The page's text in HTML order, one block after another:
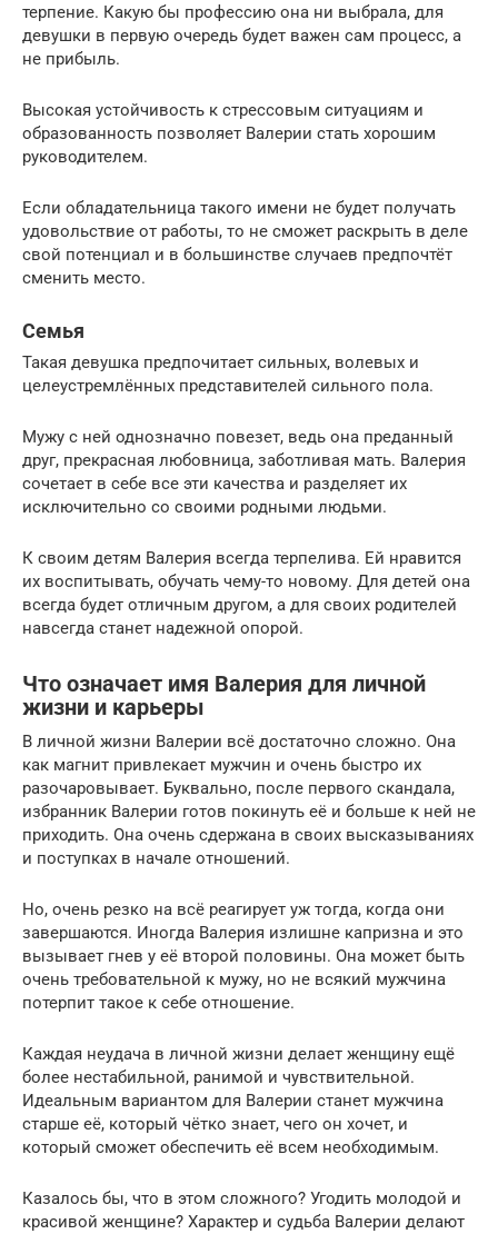
терпение. Какую бы профессию она ни выбрала, для
девушки в первую очередь будет важен сам процесс, а
не прибыль.
Высокая устойчивость к стрессовым ситуациям и
образованность позволяет Валерии стать хорошим
руководителем.
Если обладательница такого имени не будет получать
удовольствие от работы, то не сможет раскрыть в деле
свой потенциал и в большинстве случаев предпочтёт
сменить место.
Семья
Такая девушка предпочитает сильных, волевых и
целеустремлённых представителей сильного пола.
Мужу с ней однозначно повезет, ведь она преданный
друг, прекрасная любовница, заботливая мать. Валерия
сочетает в себе все эти качества и разделяет их
исключительно со своими родными людьми.
К своим детям Валерия всегда терпелива. Ей нравится
их воспитывать, обучать чему-то новому. Для детей она
всегда будет отличным другом, а для своих родителей
навсегда станет надежной опорой.
Что означает имя Валерия для личной
жизни и карьеры
В личной жизни Валерии всё достаточно сложно. Она
как магнит привлекает мужчин и очень быстро их
разочаровывает. Буквально, после первого скандала,
избранник Валерии готов покинуть её и больше к ней не
приходить. Она очень сдержана в своих высказываниях
и поступках в начале отношений.
Но, очень резко на всё реагирует уж тогда, когда они
завершаются. Иногда Валерия излишне капризна и это
вызывает гнев у её второй половины. Она может быть
очень требовательной к мужу, но не всякий мужчина
потерпит такое к себе отношение.
Каждая неудача в личной жизни делает женщину ещё
более нестабильной, ранимой и чувствительной.
Идеальным вариантом для Валерии станет мужчина
старше её, который чётко знает, чего он хочет, и
который сможет обеспечить её всем необходимым.
Казалось бы, что в этом сложного? Угодить молодой и
красивой женщине? Характер и судьба Валерии делают